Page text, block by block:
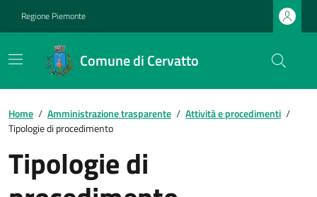
Regione Piemonte
Comune di Cervatto
Home / Amministrazione trasparente / Attività e procedimenti /
Tipologie di procedimento
Tipologie di